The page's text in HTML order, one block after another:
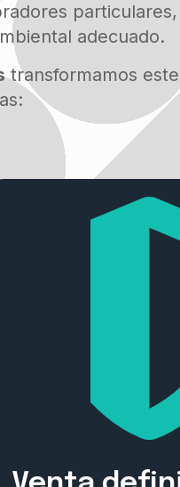
adecuado.
transformamos